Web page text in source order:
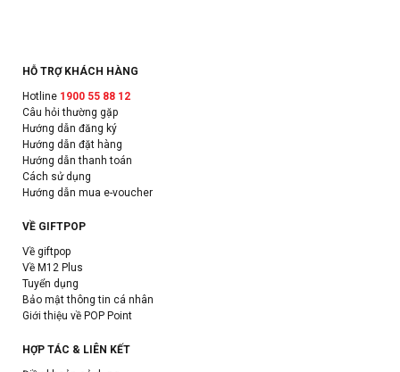
HỖ TRỢ KHÁCH HÀNG
Hotline 1900 55 88 12
Câu hỏi thường gặp
Hướng dẫn đăng ký
Hướng dẫn đặt hàng
Hướng dẫn thanh toán
Cách sử dụng
Hướng dẫn mua e-voucher
VỀ GIFTPOP
Về giftpop
Về M12 Plus
Tuyển dụng
Bảo mật thông tin cá nhân
Giới thiệu về POP Point
HỢP TÁC & LIÊN KẾT